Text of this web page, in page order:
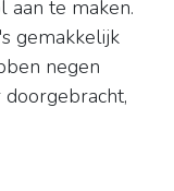
aan te maken.
gemakkelijk
negen